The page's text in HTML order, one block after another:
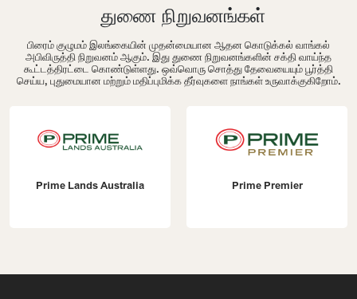
துணை நிறுவனங்கள்
பிரைம் குழுமம் இலங்கையின் முதன்மையான ஆதன கொடுக்கல் வாங்கல்
அபிவிருத்தி நிறுவனம் ஆகும். இது துணை நிறுவனங்களின் சக்தி வாய்ந்த
கூட்டத்திரட்டை கொண்டுள்ளது. ஒவ்வொரு சொத்து தேவையையும் பூர்த்தி
செய்ய, புதுமையான மற்றும் மதிப்புமிக்க தீர்வுகளை நாங்கள் உருவாக்குகிறோம்.
Prime Lands Australia Prime Premier